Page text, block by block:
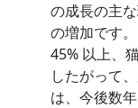
の成長の主
の増加です
45% 以上、
したがって
は、今後数